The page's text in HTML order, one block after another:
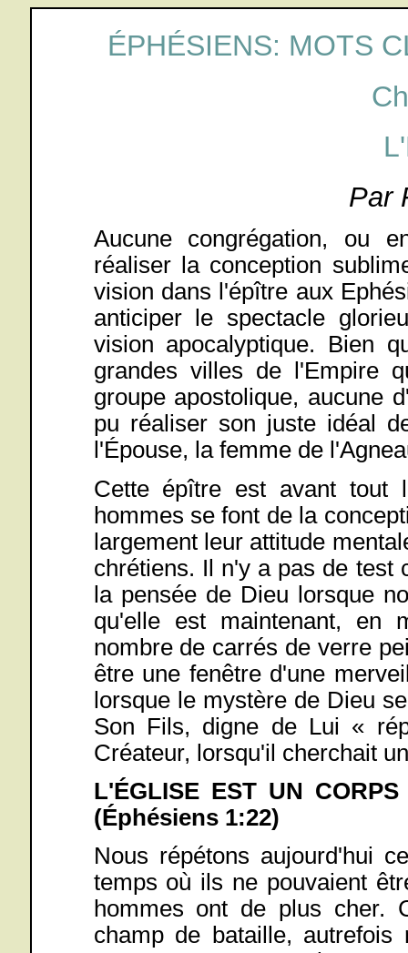
ÉPHÉSIENS: MOTS
Par
Aucune congrégation, ou
réaliser la conception
vision dans l'épître aux
anticiper le spectacle
vision apocalyptique. Bien
grandes villes de l'Empire
groupe apostolique, aucune
pu réaliser son juste idéal
l'Épouse, la femme de
Cette épître est avant tout
hommes se font de la
largement leur attitude
chrétiens. Il n'y a pas de test
la pensée de Dieu lorsque
qu'elle est maintenant, en
nombre de carrés de verre
être une fenêtre d'une
lorsque le mystère de Dieu
Son Fils, digne de Lui «
Créateur, lorsqu'il cherchait
L'ÉGLISE EST UN
(Éphésiens 1:22)
Nous répétons aujourd'hui
temps où ils ne pouvaient
hommes ont de plus cher.
champ de bataille,